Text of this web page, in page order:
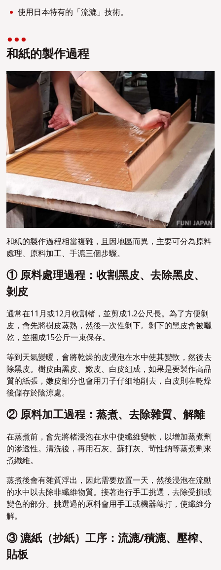
使用日本特有的「流漉」技術。
和紙的製作過程
和紙的製作過程相當複雜，且因地區而異，主要可分為原料
處理、原料加工、手漉三個步驟。
① 原料處理過程：收割黑皮、去除黑皮、
剝皮
通常在11月或12月收割楮，並剪成1.2公尺長。為了方便剝
皮，會先將樹皮蒸熟，然後一次性剝下。剝下的黑皮會被曬
乾，並捆成15公斤一束保存。
等到天氣變暖，會將乾燥的皮浸泡在水中使其變軟，然後去
除黑皮。樹皮由黑皮、嫩皮、白皮組成，如果是要製作高品
質的紙張，嫩皮部分也會用刀子仔細地削去，白皮則在乾燥
後儲存於陰涼處。
② 原料加工過程：蒸煮、去除雜質、解離
在蒸煮前，會先將楮浸泡在水中使纖維變軟，以增加蒸煮劑
的滲透性。清洗後，再用石灰、蘇打灰、苛性鈉等蒸煮劑來
煮纖維。
蒸煮後會有雜質浮出，因此需要放置一天，然後浸泡在流動
的水中以去除非纖維物質。接著進行手工挑選，去除受損或
變色的部分。挑選過的原料會用手工或機器敲打，使纖維分
解。
③ 漉紙（抄紙）工序：流漉/積漉、壓榨、
貼板